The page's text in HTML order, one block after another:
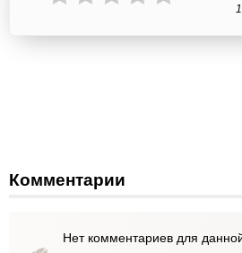
Комментарии
Нет комментариев для